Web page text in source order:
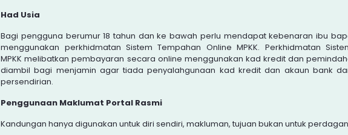
Had Usia
Bagi pengguna berumur 18 tahun dan ke bawah perlu mendapat kebenaran ibu
menggunakan perkhidmatan Sistem Tempahan Online MPKK. Perkhidmatan
MPKK melibatkan pembayaran secara online menggunakan kad kredit dan
diambil bagi menjamin agar tiada penyalahgunaan kad kredit dan akaun bank
persendirian.
Penggunaan Maklumat Portal Rasmi
Kandungan hanya digunakan untuk diri sendiri, makluman, tujuan bukan untuk